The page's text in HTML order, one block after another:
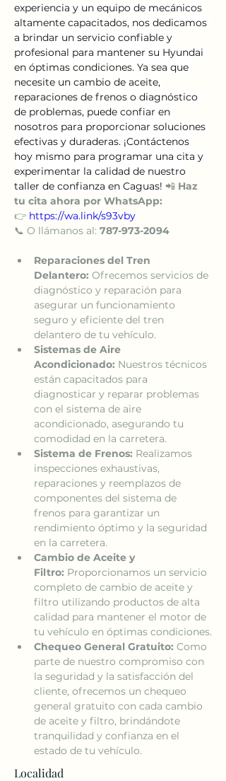
experiencia y un equipo de mecánicos
altamente capacitados, nos dedicamos
a brindar un servicio confiable y
profesional para mantener su Hyundai
en óptimas condiciones. Ya sea que
necesite un cambio de aceite,
reparaciones de frenos o diagnóstico
de problemas, puede confiar en
nosotros para proporcionar soluciones
efectivas y duraderas. ¡Contáctenos
hoy mismo para programar una cita y
experimentar la calidad de nuestro
taller de confianza en Caguas! 📲 Haz
tu cita ahora por WhatsApp:
👉 https://wa.link/s93vby
📞 O llámanos al: 787-973-2094
Reparaciones del Tren
Delantero: Ofrecemos servicios de
diagnóstico y reparación para
asegurar un funcionamiento
seguro y eficiente del tren
delantero de tu vehículo.
Sistemas de Aire
Acondicionado: Nuestros técnicos
están capacitados para
diagnosticar y reparar problemas
con el sistema de aire
acondicionado, asegurando tu
comodidad en la carretera.
Sistema de Frenos: Realizamos
inspecciones exhaustivas,
reparaciones y reemplazos de
componentes del sistema de
frenos para garantizar un
rendimiento óptimo y la seguridad
en la carretera.
Cambio de Aceite y
Filtro: Proporcionamos un servicio
completo de cambio de aceite y
filtro utilizando productos de alta
calidad para mantener el motor de
tu vehículo en óptimas condiciones.
Chequeo General Gratuito: Como
parte de nuestro compromiso con
la seguridad y la satisfacción del
cliente, ofrecemos un chequeo
general gratuito con cada cambio
de aceite y filtro, brindándote
tranquilidad y confianza en el
estado de tu vehículo.
Localidad